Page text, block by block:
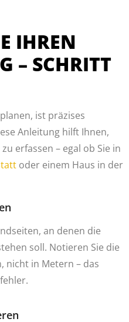
IHREN
– SCHRITT
ist präzises
Anleitung hilft Ihnen,
erfassen – egal ob Sie in
oder einem Haus in der
an denen die
soll. Notieren Sie die
nicht in Metern – das